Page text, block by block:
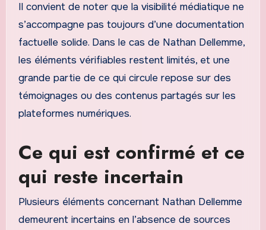
Il convient de noter que la visibilité médiatique ne
s’accompagne pas toujours d’une documentation
factuelle solide. Dans le cas de Nathan Dellemme,
les éléments vérifiables restent limités, et une
grande partie de ce qui circule repose sur des
témoignages ou des contenus partagés sur les
plateformes numériques.
Ce qui est confirmé et ce
qui reste incertain
Plusieurs éléments concernant Nathan Dellemme
demeurent incertains en l’absence de sources